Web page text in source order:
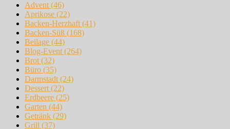
Advent (46)
Aprikose (22)
Backen-Herzhaft (41)
Backen-Süß (168)
Beilage (44)
Blog-Event (264)
Brot (32)
Büro (35)
Darmstadt (24)
Dessert (22)
Erdbeere (25)
Garten (44)
Getränk (29)
Grill (37)